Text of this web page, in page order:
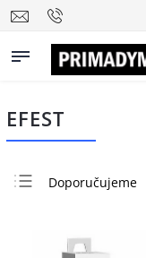
EFEST
Doporučujeme
Nejdražší